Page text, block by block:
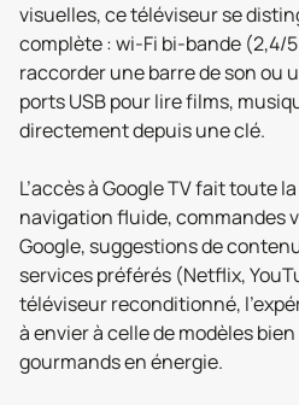
visuelles, ce téléviseur se
complète : wi-Fi bi-bande (2,4/
raccorder une barre de son ou
ports USB pour lire films,
directement depuis une clé.
L’accès à Google TV fait toute
navigation fluide, commandes
Google, suggestions de
services préférés (Netflix,
téléviseur reconditionné,
à envier à celle de modèles
gourmands en énergie.